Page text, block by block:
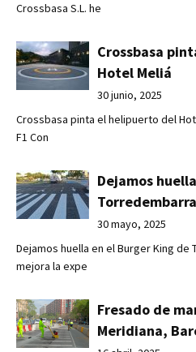
Crossbasa S.L. he
Crossbasa
Hotel Meliá
30 junio, 2025
Crossbasa pinta el helipuerto del
F1 Con
Dejamos
Torredembarra
30 mayo, 2025
Dejamos huella en el Burger King de
mejora la expe
Fresado de
Meridiana,